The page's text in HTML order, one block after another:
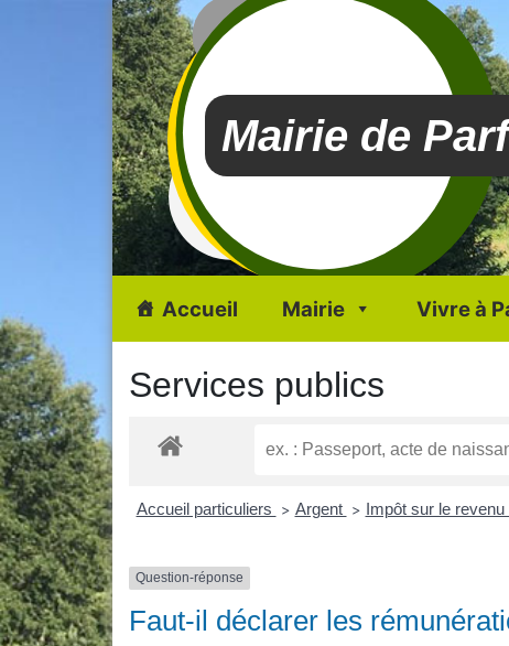
Mairie de
Accueil Mairie Vivre à
Services publics
Accueil particuliers > Argent > Impôt sur le
Question-réponse
Faut-il déclarer les